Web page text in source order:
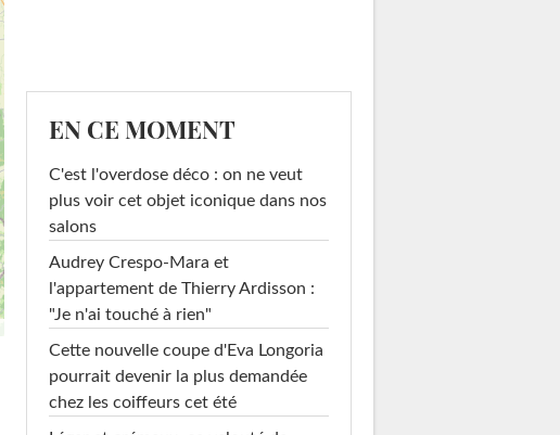
EN CE MOMENT
C'est l'overdose déco : on ne veut
plus voir cet objet iconique dans nos
salons
Audrey Crespo-Mara et
l'appartement de Thierry Ardisson :
"Je n'ai touché à rien"
Cette nouvelle coupe d'Eva Longoria
pourrait devenir la plus demandée
chez les coiffeurs cet été